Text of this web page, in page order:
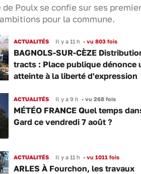
Poulx se confie sur ses
pour la commune.
ACTUALITÉS Il y a 11 h •vu 803 fois
BAGNOLS-SUR-CÈZE
tracts : Place publique dénonce
atteinte à la liberté d'expression
ACTUALITÉS Il y a 9 h •vu 268 fois
MÉTÉO FRANCE Quel temps
Gard ce vendredi 7 août ?
ACTUALITÉS Il y a 11 h •vu 1011 fois
ARLES À Fourchon, les travaux